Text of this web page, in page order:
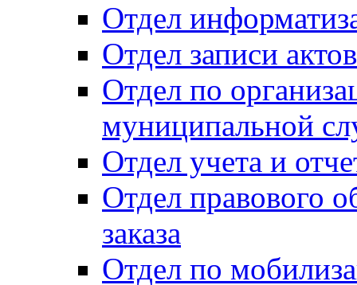
Отдел
Отдел записи
Отдел по
муниципальной
Отдел учета и
Отдел правового
заказа
Отдел по